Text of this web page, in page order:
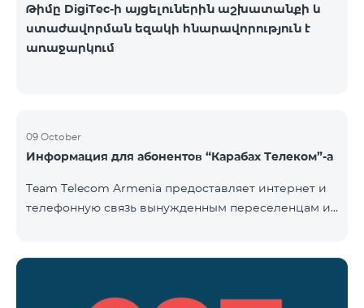
Թիմը DigiTec-ի այցելուներին աշխատանքի և
ստաժավորման եզակի հնարավորություն է
առաջարկում
09 October
Информация для абонентов “Карабах Телеком”-а
Team Telecom Armenia предоставляет интернет и
телефонную связь вынужденным переселенцам из
самым соглашаясь с его условиями,